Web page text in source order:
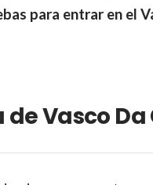
para entrar en el
Vasco